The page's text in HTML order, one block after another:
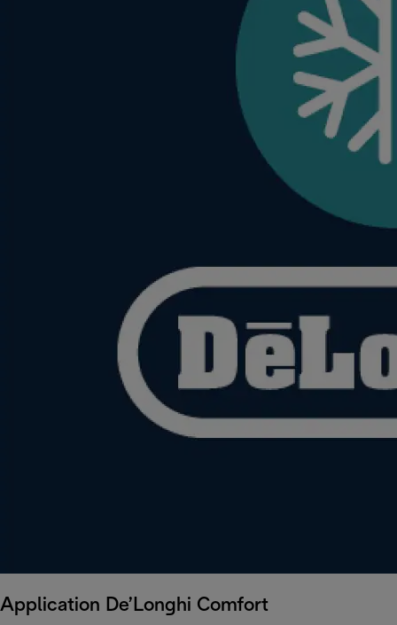
Application De’Longhi Comfort